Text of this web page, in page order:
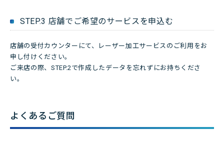
STEP.3 店舗でご希望のサービスを申込む
店舗の受付カウンターにて、レーザー加工サービスのご利用をお
申し付けください。
ご来店の際、STEP.2で作成したデータを忘れずにお持ちくださ
い。
よくあるご質問